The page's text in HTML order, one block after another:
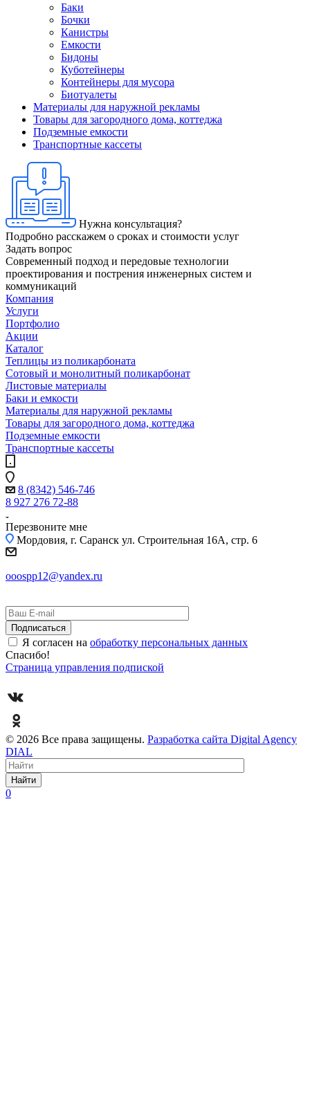
Баки
Бочки
Канистры
Емкости
Бидоны
Куботейнеры
Контейнеры для мусора
Биотуалеты
Материалы для наружной рекламы
Товары для загородного дома, коттеджа
Подземные емкости
Транспортные кассеты
Нужна консультация?
Подробно расскажем о сроках и стоимости услуг
Задать вопрос
Современный подход и передовые технологии
проектирования и пострения инженерных систем и
коммуникаций
Компания
Услуги
Портфолио
Акции
Каталог
Теплицы из поликарбоната
Сотовый и монолитный поликарбонат
Листовые материалы
Баки и емкости
Материалы для наружной рекламы
Товары для загородного дома, коттеджа
Подземные емкости
Транспортные кассеты
8 (8342) 546-746
8 927 276 72-88
Перезвоните мне
Мордовия, г. Саранск ул. Строительная 16A, стр. 6
ooospp12@yandex.ru
Я согласен на обработку персональных данных
Спасибо!
Страница управления подпиской
© 2026 Все права защищены. Разработка сайта Digital Agency
DIAL
Найти
0